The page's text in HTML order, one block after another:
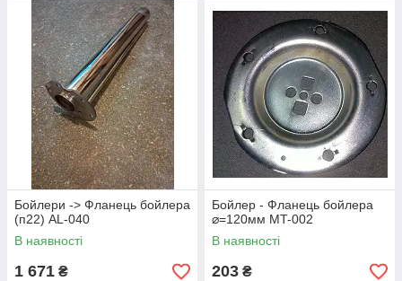
Бойлери -> Фланець бойлера
(п22) AL-040
В наявності
1 671 ₴
Бойлер - Фланець бойлера
⌀=120мм MT-002
В наявності
203 ₴